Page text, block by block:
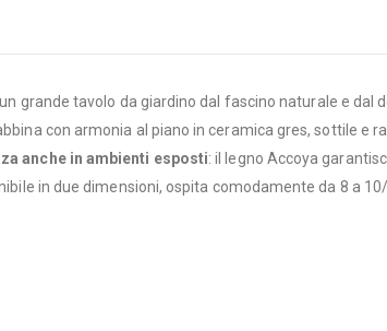
grande tavolo da giardino dal fascino naturale e dal
con armonia al piano in ceramica gres, sottile e
anche in ambienti esposti: il legno Accoya
in due dimensioni, ospita comodamente da 8 a